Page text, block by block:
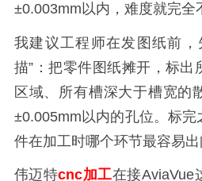
±0.003mm以内，难度就完全
我建议工程师在发图纸前，
描”：把零件图纸摊开，标出
区域、所有槽深大于槽宽的
±0.005mm以内的孔位。标
件在加工时哪个环节最容易出
伟迈特cnc加工在接AviaVue